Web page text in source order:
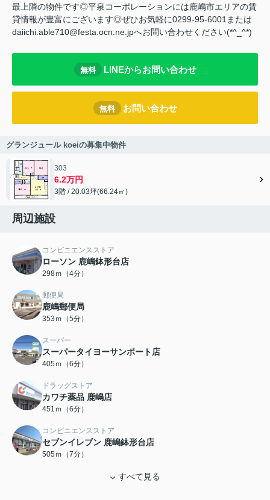
最上階の物件です◎平泉コーポレーションには鹿嶋市エリアの賃
貸情報が豊富にございます◎ぜひお気軽に0299-95-6001または
daiichi.able710@festa.ocn.ne.jpへお問い合わせください(*^_^*)
無料 LINEからお問い合わせ
無料 お問い合わせ
グランジュール koeiの募集中物件
303
6.2万円
3階 / 20.03坪(66.24㎡)
周辺施設
コンビニエンスストア
ローソン 鹿嶋鉢形台店
298ｍ（4分）
郵便局
鹿嶋郵便局
353ｍ（5分）
スーパー
スーパータイヨーサンポート店
405ｍ（6分）
ドラッグストア
カワチ薬品 鹿嶋店
451ｍ（6分）
コンビニエンスストア
セブンイレブン 鹿嶋鉢形台店
505ｍ（7分）
すべて見る